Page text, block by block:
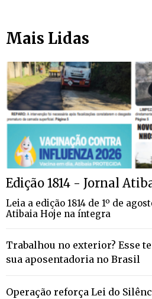
Mais Lidas
Edição 1814 - Jornal
Leia a edição 1814 de 1º de
Atibaia Hoje na íntegra
Trabalhou no exterior? Esse
sua aposentadoria no Brasil
Operação reforça Lei do